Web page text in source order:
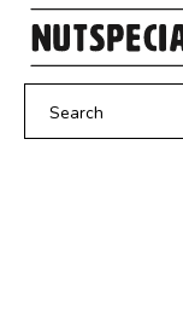
Door
naar
inhoud